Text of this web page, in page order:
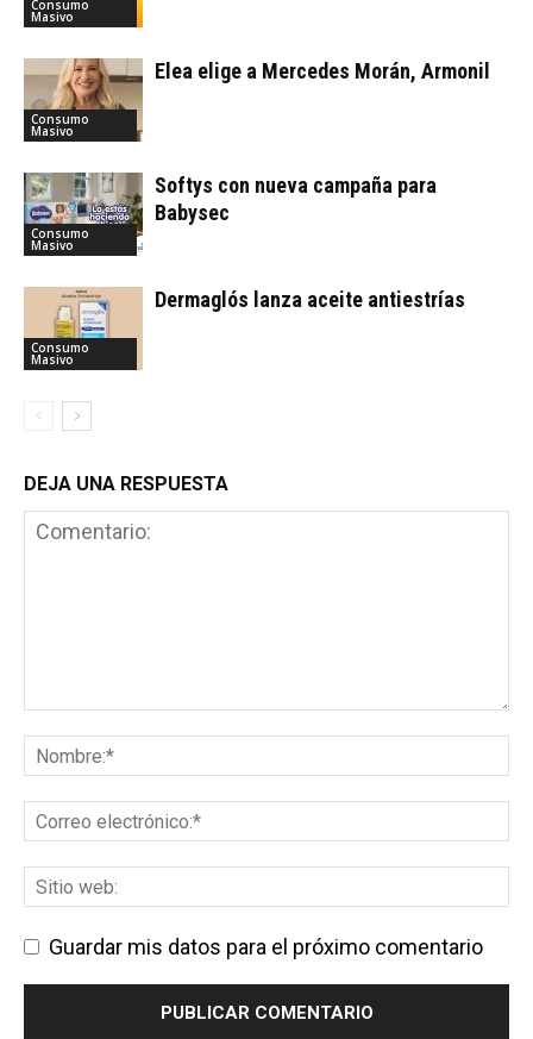
Consumo
Masivo
Consumo
Masivo
Elea elige a Mercedes Morán, Armonil
Consumo
Masivo
Softys con nueva campaña para
Babysec
Consumo
Masivo
Dermaglós lanza aceite antiestrías
DEJA UNA RESPUESTA
Guardar mis datos para el próximo comentario